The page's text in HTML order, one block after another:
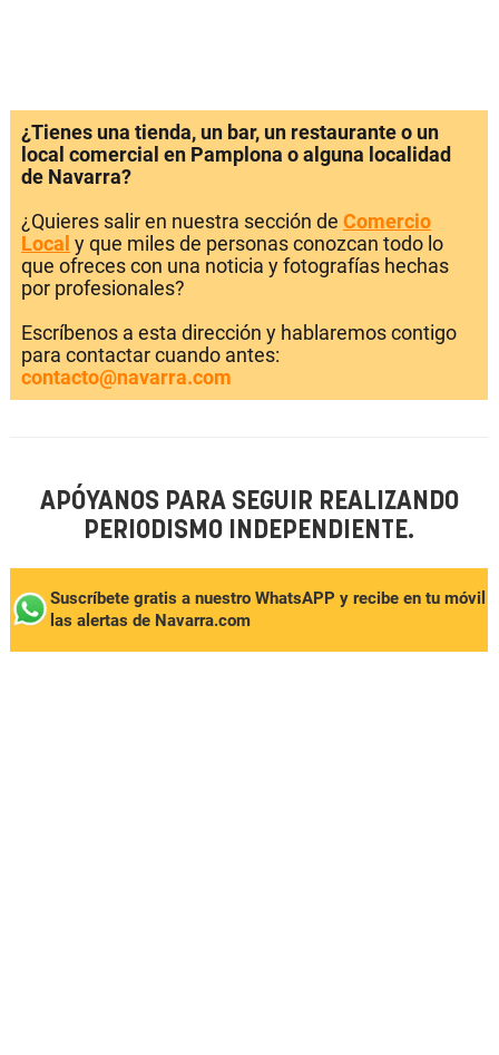
¿Tienes una tienda, un bar, un restaurante o un
local comercial en Pamplona o alguna localidad
de Navarra?
¿Quieres salir en nuestra sección de Comercio
Local y que miles de personas conozcan todo lo
que ofreces con una noticia y fotografías hechas
por profesionales?
Escríbenos a esta dirección y hablaremos contigo
para contactar cuando antes:
contacto@navarra.com
APÓYANOS PARA SEGUIR REALIZANDO
PERIODISMO INDEPENDIENTE.
Suscríbete gratis a nuestro WhatsAPP y recibe en tu móvil
las alertas de Navarra.com